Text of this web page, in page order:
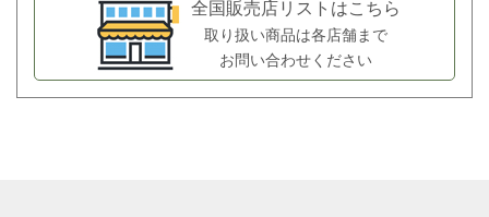
全国販売店リストはこちら
取り扱い商品は各店舗まで
お問い合わせください